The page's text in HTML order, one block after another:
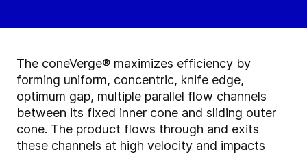
The coneVerge® maximizes efficiency by
forming uniform, concentric, knife edge,
optimum gap, multiple parallel flow channels
between its fixed inner cone and sliding outer
cone. The product flows through and exits
these channels at high velocity and impacts